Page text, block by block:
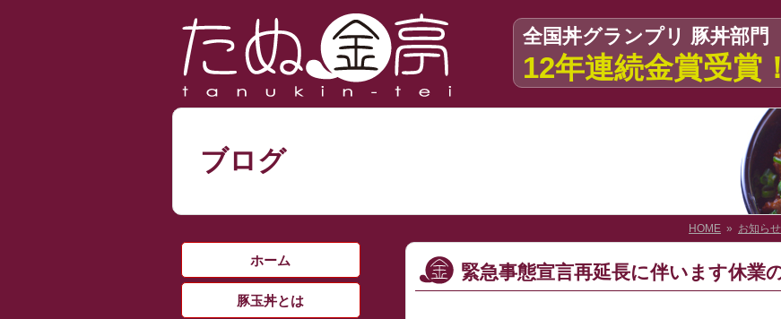
全国丼グランプリ 豚丼部門
12年連続金賞受賞！
ブログ
HOME » お知らせ
ホーム
豚玉丼とは
緊急事態宣言再延長に伴います休業